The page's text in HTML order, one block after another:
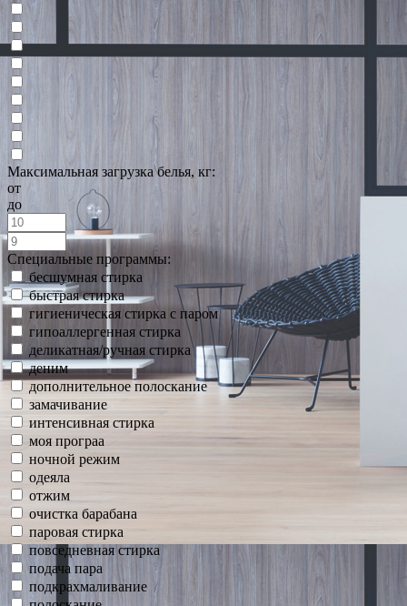
Максимальная загрузка белья, кг:
от
до
Специальные программы:
бесшумная стирка
быстрая стирка
гигиеническая стирка с паром
гипоаллергенная стирка
деликатная/ручная стирка
деним
дополнительное полоскание
замачивание
интенсивная стирка
моя програа
ночной режим
одеяла
отжим
очистка барабана
паровая стирка
повседневная стирка
подача пара
подкрахмаливание